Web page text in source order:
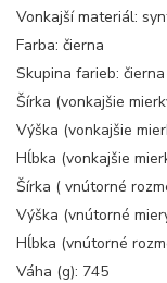
Vonkajší materiál:
Farba: čierna
Skupina farieb: čierna
Šírka (vonkajšie
Výška (vonkajšie
Hĺbka (vonkajšie
Šírka ( vnútorné
Výška (vnútorné
Hĺbka (vnútorné
Váha (g): 745